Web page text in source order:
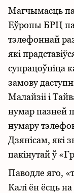
Магчымасць
Еўропы БРЦ
тэлефоннай
які
супрацоўніца
замову
Малайзіі і
нумар пазней
нумару
Дзянісам, які
пакінутай ў
Паводле яго,
Калі ён ёсць